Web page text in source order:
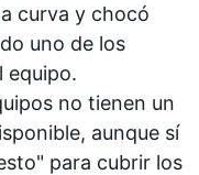
curva y chocó
uno de los
equipo.
no tienen un
aunque sí
para cubrir los